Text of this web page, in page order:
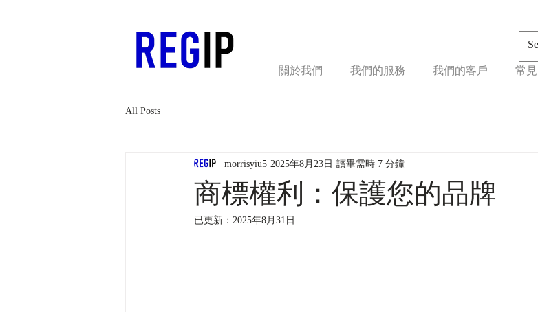
關於我們 我們的服務 我們的客戶 常
All Posts
商標權利：保護您的品牌
morrisyiu5 2025年8月23日 讀畢需時 7 分鐘
已更新： 2025年8月31日